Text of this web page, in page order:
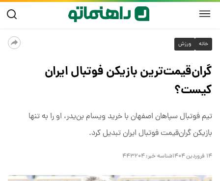
خانه ورزش
گران‌قیمت‌ترین بازیکن فوتبال ایران
کیست؟
تیم فوتبال سپاهان اصفهان با خرید ویسام بن‌یدر، او را به تنها
بازیکن گران‌قیمت فوتبال ایران تبدیل کرد.
۱۴ فروردین ۱۴۰۴ شناسه خبر:۴۴۳۲۰۴